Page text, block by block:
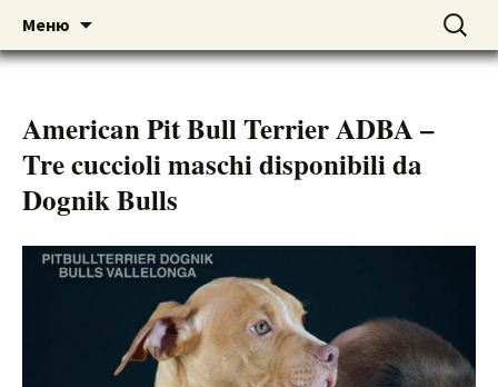
DOGNIK BULLS
American pitbull terrier kennel DOGNIK
BULLS Europe. ADBA registered. APBT
Меню
содержимому
Найти:
American Pit Bull Terrier ADBA –
Tre cuccioli maschi disponibili da
Dognik Bulls